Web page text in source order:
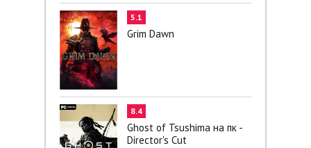
5.1
Grim Dawn
8.4
Ghost of Tsushima на пк -
Director's Cut